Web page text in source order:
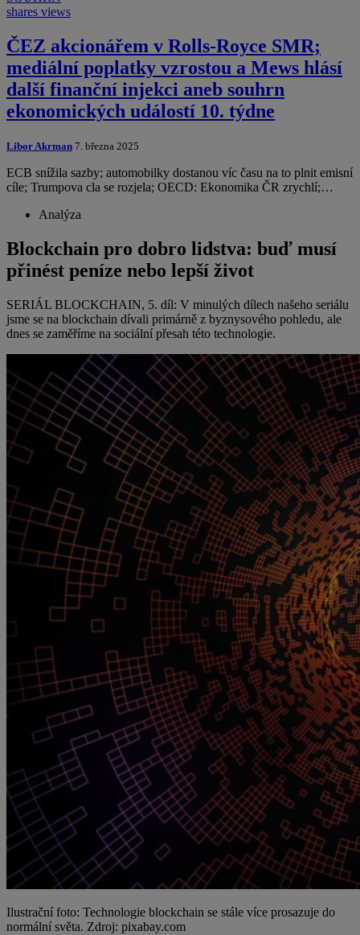
shares views
ČEZ akcionářem v Rolls-Royce SMR;
mediální poplatky vzrostou a Mews hlásí
další finanční injekci aneb souhrn
ekonomických událostí 10. týdne
Libor Akrman 7. března 2025
ECB snížila sazby; automobilky dostanou víc času na to plnit emisní
cíle; Trumpova cla se rozjela; OECD: Ekonomika ČR zrychlí;…
Analýza
Blockchain pro dobro lidstva: buď musí
přinést peníze nebo lepší život
SERIÁL BLOCKCHAIN, 5. díl: V minulých dílech našeho seriálu
jsme se na blockchain dívali primárně z byznysového pohledu, ale
dnes se zaměříme na sociální přesah této technologie.
Ilustrační foto: Technologie blockchain se stále více prosazuje do
normální světa. Zdroj: pixabay.com